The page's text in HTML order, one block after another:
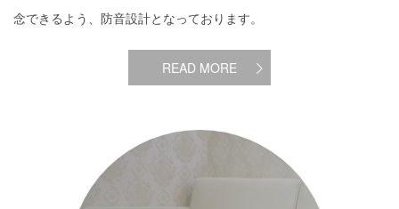
念できるよう、防音設計となっております。
READ MORE